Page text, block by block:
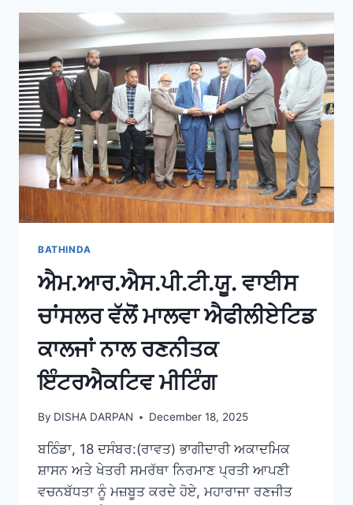
BATHINDA
ਐਮ.ਆਰ.ਐਸ.ਪੀ.ਟੀ.ਯੂ. ਵਾਈਸ
ਚਾਂਸਲਰ ਵੱਲੋਂ ਮਾਲਵਾ ਐਫੀਲੀਏਟਿਡ
ਕਾਲਜਾਂ ਨਾਲ ਰਣਨੀਤਕ
ਇੰਟਰਐਕਟਿਵ ਮੀਟਿੰਗ
By DISHA DARPAN December 18, 2025
ਬਠਿੰਡਾ, 18 ਦਸੰਬਰ:(ਰਾਵਤ) ਭਾਗੀਦਾਰੀ ਅਕਾਦਮਿਕ
ਸ਼ਾਸਨ ਅਤੇ ਖੇਤਰੀ ਸਮਰੱਥਾ ਨਿਰਮਾਣ ਪ੍ਰਤੀ ਆਪਣੀ
ਵਚਨਬੱਧਤਾ ਨੂੰ ਮਜ਼ਬੂਤ ਕਰਦੇ ਹੋਏ, ਮਹਾਰਾਜਾ ਰਣਜੀਤ